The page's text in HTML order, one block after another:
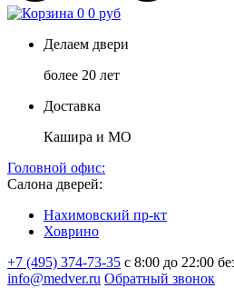
0 0 руб
Делаем двери
более 20 лет
Доставка
Кашира и МО
Головной офис:
Салона дверей:
Нахимовский пр-кт
Ховрино
+7 (495) 374-73-35 с 8:00 до 22:00
info@medver.ru Обратный звонок